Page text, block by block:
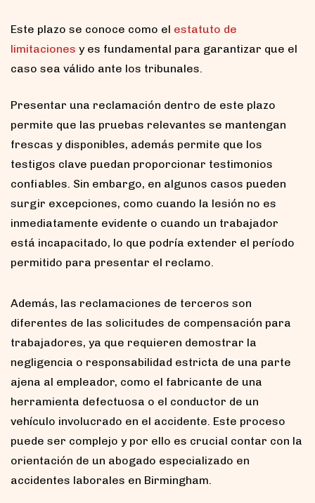
Este plazo se conoce como el estatuto de
limitaciones y es fundamental para garantizar que el
caso sea válido ante los tribunales.
Presentar una reclamación dentro de este plazo
permite que las pruebas relevantes se mantengan
frescas y disponibles, además permite que los
testigos clave puedan proporcionar testimonios
confiables. Sin embargo, en algunos casos pueden
surgir excepciones, como cuando la lesión no es
inmediatamente evidente o cuando un trabajador
está incapacitado, lo que podría extender el período
permitido para presentar el reclamo.
Además, las reclamaciones de terceros son
diferentes de las solicitudes de compensación para
trabajadores, ya que requieren demostrar la
negligencia o responsabilidad estricta de una parte
ajena al empleador, como el fabricante de una
herramienta defectuosa o el conductor de un
vehículo involucrado en el accidente. Este proceso
puede ser complejo y por ello es crucial contar con la
orientación de un abogado especializado en
accidentes laborales en Birmingham.